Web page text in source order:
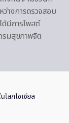
างการตรวจสอบ
ด้มีการโพสต์
รมสุขภาพจิต
ลกโซเชียล